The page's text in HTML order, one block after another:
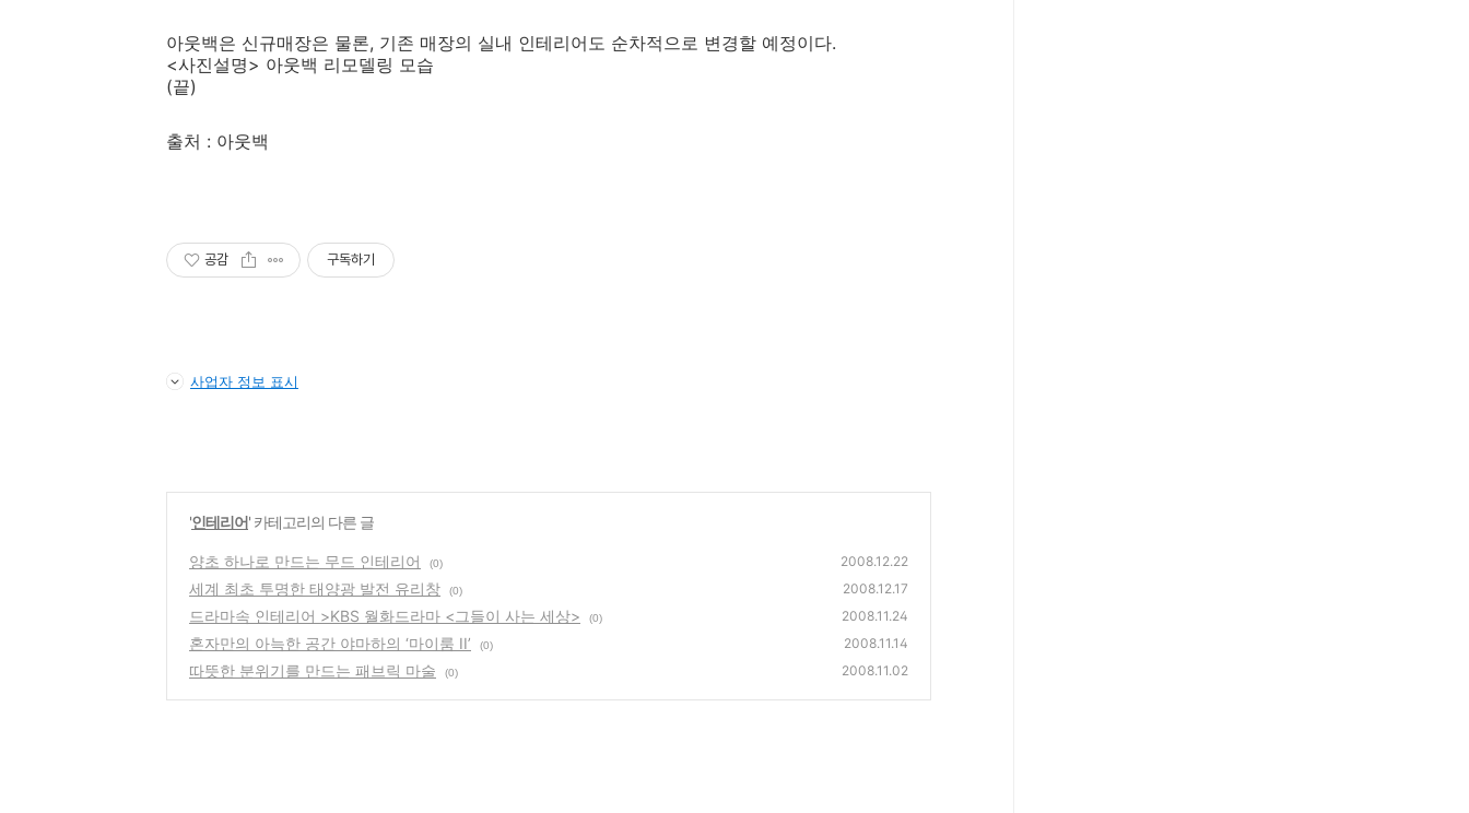
아웃백은 신규매장은 물론, 기존 매장의 실내 인테리어도 순차적으로 변경할 예정이다.
<사진설명> 아웃백 리모델링 모습
(끝)
출처 : 아웃백
공감 구독하기
사업자 정보 표시
'인테리어' 카테고리의 다른 글
양초 하나로 만드는 무드 인테리어 (0) 2008.12.22
세계 최초 투명한 태양광 발전 유리창 (0) 2008.12.17
드라마속 인테리어 >KBS 월화드라마 <그들이 사는 세상> (0) 2008.11.24
혼자만의 아늑한 공간 야마하의 ‘마이룸 II’ (0) 2008.11.14
따뜻한 분위기를 만드는 패브릭 마술 (0) 2008.11.02